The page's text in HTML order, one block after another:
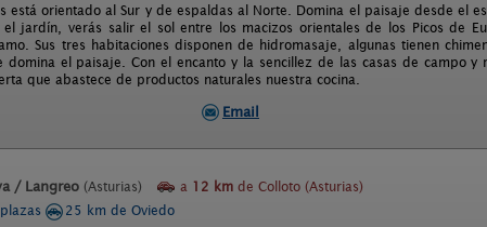
está orientado al Sur y de espaldas al Norte. Domina el paisaje desde el
jardín, verás salir el sol entre los macizos orientales de los Picos de
Sus tres habitaciones disponen de hidromasaje, algunas tienen
domina el paisaje. Con el encanto y la sencillez de las casas de campo
que abastece de productos naturales nuestra cocina.
Email
/ Langreo (Asturias) a 12 km de Colloto (Asturias)
25 km de Oviedo